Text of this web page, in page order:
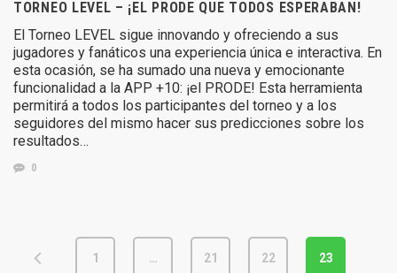
TORNEO LEVEL – ¡EL PRODE QUE TODOS ESPERABAN!
El Torneo LEVEL sigue innovando y ofreciendo a sus
jugadores y fanáticos una experiencia única e interactiva. En
esta ocasión, se ha sumado una nueva y emocionante
funcionalidad a la APP +10: ¡el PRODE! Esta herramienta
permitirá a todos los participantes del torneo y a los
seguidores del mismo hacer sus predicciones sobre los
resultados…
0
1 … 21 22 23